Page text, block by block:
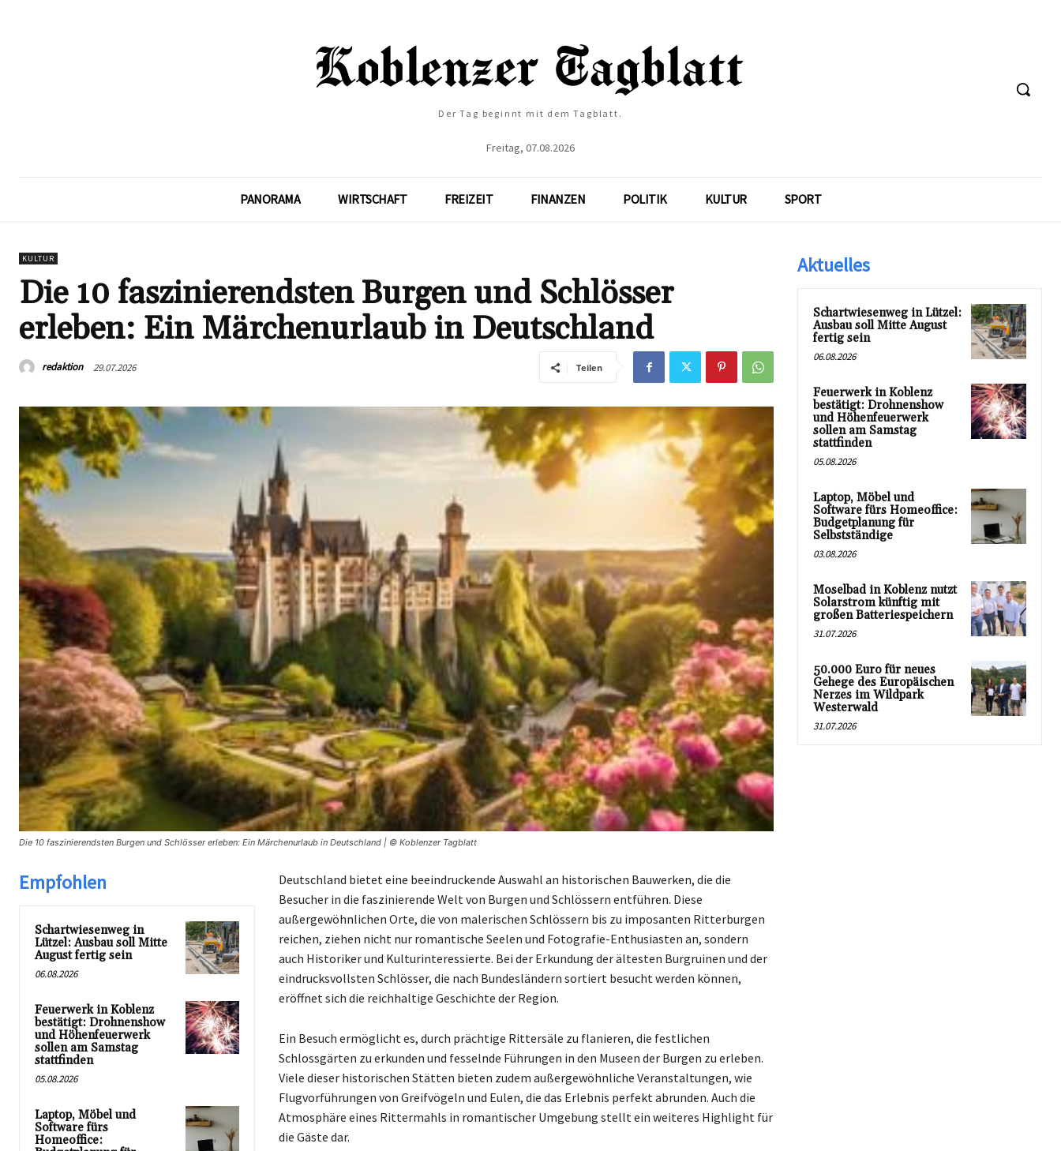
Der Tag beginnt mit dem Tagblatt.
Freitag, 07.08.2026
PANORAMA WIRTSCHAFT FREIZEIT FINANZEN POLITIK KULTUR SPORT
KULTUR
Die 10 faszinierendsten Burgen und Schlösser
erleben: Ein Märchenurlaub in Deutschland
redaktion 29.07.2026 Teilen
Die 10 faszinierendsten Burgen und Schlösser erleben: Ein Märchenurlaub in Deutschland | © Koblenzer Tagblatt
Empfohlen
Schartwiesenweg in
Lützel: Ausbau soll Mitte
August fertig sein
06.08.2026
Feuerwerk in Koblenz
bestätigt: Drohnenshow
und Höhenfeuerwerk
sollen am Samstag
stattfinden
05.08.2026
Laptop, Möbel und
Software fürs
Homeoffice:
Deutschland bietet eine beeindruckende Auswahl an historischen Bauwerken, die die
Besucher in die faszinierende Welt von Burgen und Schlössern entführen. Diese
außergewöhnlichen Orte, die von malerischen Schlössern bis zu imposanten Ritterburgen
reichen, ziehen nicht nur romantische Seelen und Fotografie-Enthusiasten an, sondern
auch Historiker und Kulturinteressierte. Bei der Erkundung der ältesten Burgruinen und der
eindrucksvollsten Schlösser, die nach Bundesländern sortiert besucht werden können,
eröffnet sich die reichhaltige Geschichte der Region.
Ein Besuch ermöglicht es, durch prächtige Rittersäle zu flanieren, die festlichen
Schlossgärten zu erkunden und fesselnde Führungen in den Museen der Burgen zu erleben.
Viele dieser historischen Stätten bieten zudem außergewöhnliche Veranstaltungen, wie
Flugvorführungen von Greifvögeln und Eulen, die das Erlebnis perfekt abrunden. Auch die
Atmosphäre eines Rittermahls in romantischer Umgebung stellt ein weiteres Highlight für
die Gäste dar.
Aktuelles
Schartwiesenweg in Lützel:
Ausbau soll Mitte August
fertig sein
06.08.2026
Feuerwerk in Koblenz
bestätigt: Drohnenshow
und Höhenfeuerwerk
sollen am Samstag
stattfinden
05.08.2026
Laptop, Möbel und
Software fürs Homeoffice:
Budgetplanung für
Selbstständige
03.08.2026
Moselbad in Koblenz nutzt
Solarstrom künftig mit
großen Batteriespeichern
31.07.2026
50.000 Euro für neues
Gehege des Europäischen
Nerzes im Wildpark
Westerwald
31.07.2026